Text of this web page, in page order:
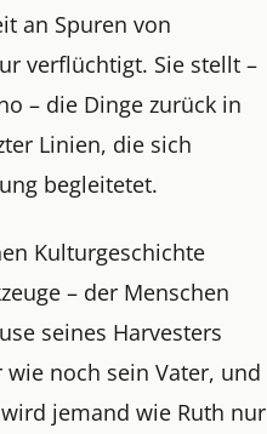
an Spuren von
verflüchtigt. Sie stellt –
– die Dinge zurück in
Linien, die sich
begleitetet.
Kulturgeschichte
– der Menschen
seines Harvesters
noch sein Vater, und
jemand wie Ruth nur